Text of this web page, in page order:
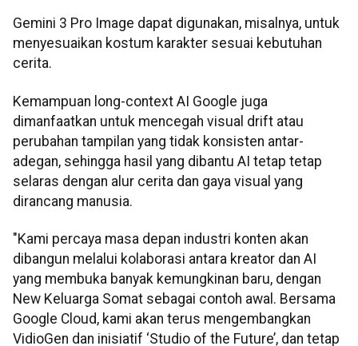
Gemini 3 Pro Image dapat digunakan, misalnya, untuk
menyesuaikan kostum karakter sesuai kebutuhan
cerita.
Kemampuan long-context AI Google juga
dimanfaatkan untuk mencegah visual drift atau
perubahan tampilan yang tidak konsisten antar-
adegan, sehingga hasil yang dibantu AI tetap tetap
selaras dengan alur cerita dan gaya visual yang
dirancang manusia.
"Kami percaya masa depan industri konten akan
dibangun melalui kolaborasi antara kreator dan AI
yang membuka banyak kemungkinan baru, dengan
New Keluarga Somat sebagai contoh awal. Bersama
Google Cloud, kami akan terus mengembangkan
VidioGen dan inisiatif ‘Studio of the Future’, dan tetap